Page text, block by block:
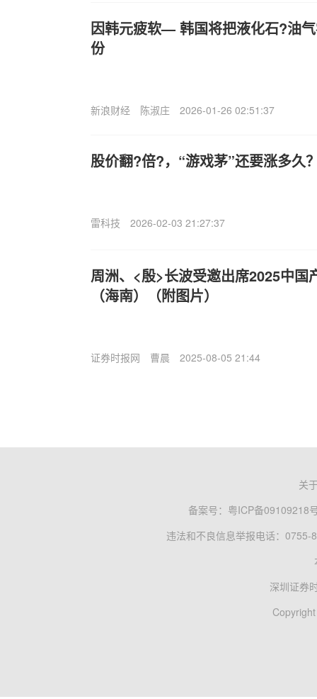
因韩元疲软— 韩国将把液化石?油
份
新浪财经 陈淑庄 2026-01-26 02:51:37
股价翻?倍?，“游戏茅”还要涨多久
雷科技 2026-02-03 21:27:37
周洲、<殷>长波受邀出席2025中国
（海南）（附图片）
证券时报网 曹晨 2025-08-05 21:44
关
备案号： 粤ICP备09109218
违法和不良信息举报电话：0755-
深圳证券